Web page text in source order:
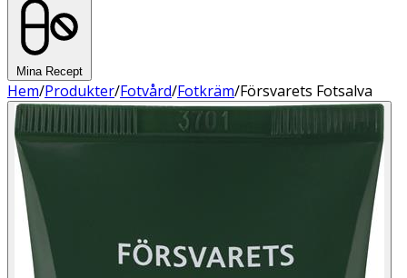
Mina Recept
Hem/Produkter/Fotvård/Fotkräm/Försvarets Fotsalva